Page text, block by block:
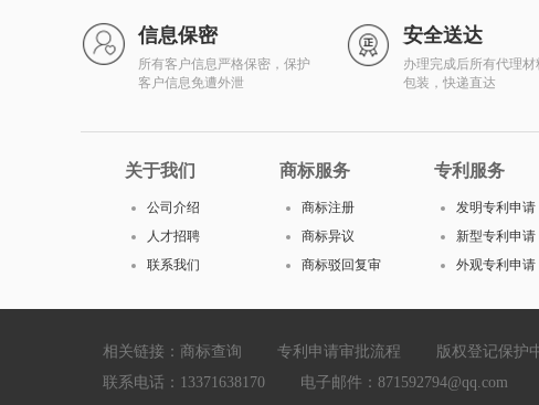
信息保密
所有客户信息严格保密，保护
客户信息免遭外泄
安全送达
办理完成后所有代理材
包装，快递直达
关于我们
公司介绍
人才招聘
联系我们
商标服务
商标注册
商标异议
商标驳回复审
专利服务
发明专利申请
新型专利申请
外观专利申请
相关链接： 商标查询 专利申请审批流程 版权登记保护
联系电话：13371638170 电子邮件：871592794@qq.com